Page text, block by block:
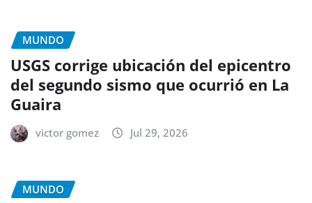
MUNDO
USGS corrige ubicación del epicentro
del segundo sismo que ocurrió en La
Guaira
victor gomez Jul 29, 2026
MUNDO